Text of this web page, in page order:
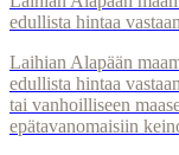
edullista hintaa
Laihian Alapään
edullista hintaa
tai vanhoilliseen
epätavanomaisiin